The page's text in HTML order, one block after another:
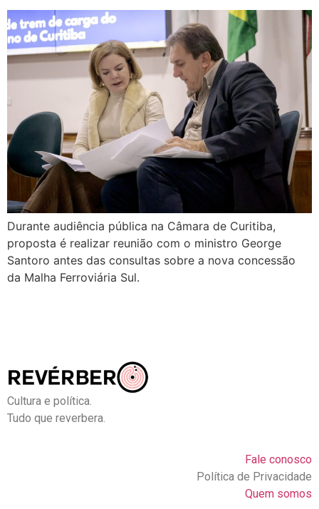
Durante audiência pública na Câmara de Curitiba,
proposta é realizar reunião com o ministro George
Santoro antes das consultas sobre a nova concessão
da Malha Ferroviária Sul.
Cultura e política.
Tudo que reverbera.
Fale conosco
Política de Privacidade
Quem somos